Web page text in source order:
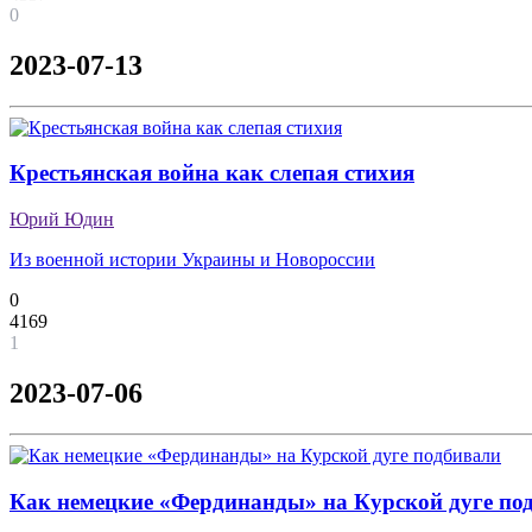
0
2023-07-13
Крестьянская война как слепая стихия
Юрий Юдин
Из военной истории Украины и Новороссии
0
4169
1
2023-07-06
Как немецкие «Фердинанды» на Курской дуге